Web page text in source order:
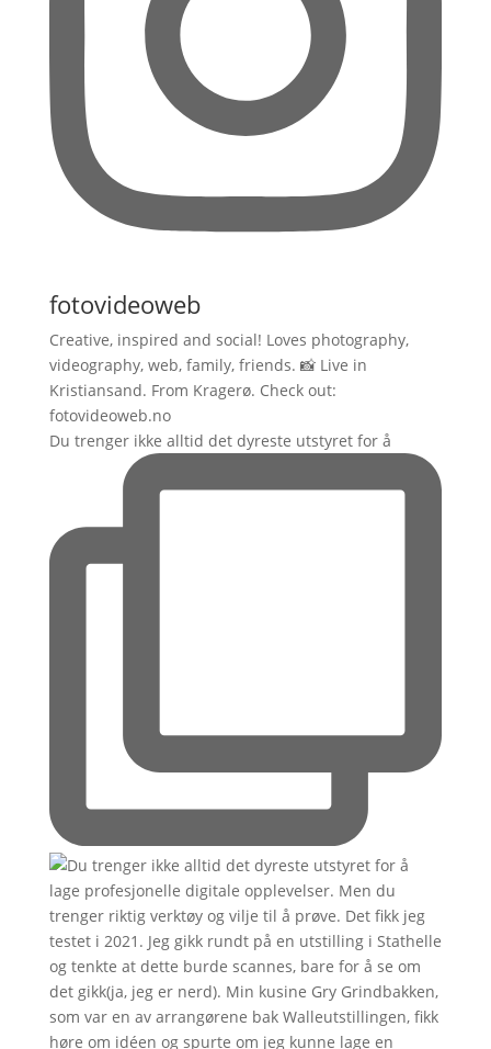
fotovideoweb
Creative, inspired and social! Loves photography,
videography, web, family, friends. 📸 Live in
Kristiansand. From Kragerø. Check out:
fotovideoweb.no
Du trenger ikke alltid det dyreste utstyret for å